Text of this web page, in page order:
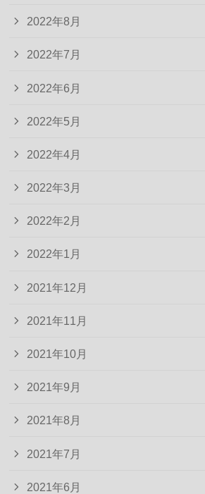
2022年8月
2022年7月
2022年6月
2022年5月
2022年4月
2022年3月
2022年2月
2022年1月
2021年12月
2021年11月
2021年10月
2021年9月
2021年8月
2021年7月
2021年6月